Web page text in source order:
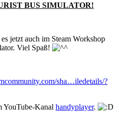
BUS SIMULATOR!
jetzt auch im Steam Workshop
Viel Spaß!
sha…iledetails/?
YouTube-Kanal handyplayer.